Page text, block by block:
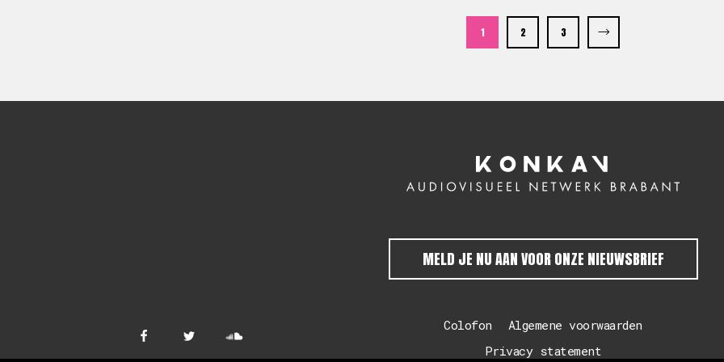
1 2 3
MELD JE NU AAN VOOR ONZE NIEUWSBRIEF
Colofon
Algemene voorwaarden
Privacy statement